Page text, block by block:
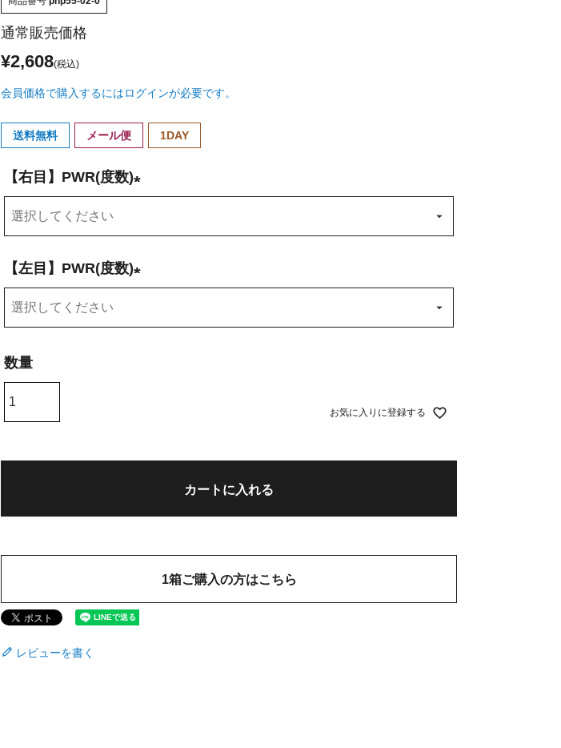
通常販売価格
¥2,608
会員価格で購入するにはログインが必要です。
送料無料 メール便 1DAY
【右目】PWR(度数)
必
)
【左目】PWR(度数)
必
お気に入りに登録する
カートに入れる
1箱ご購入の方はこちら
レビューを書く